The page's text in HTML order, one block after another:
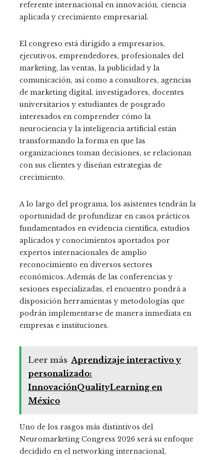
referente internacional en innovación, ciencia
aplicada y crecimiento empresarial.
El congreso está dirigido a empresarios,
ejecutivos, emprendedores, profesionales del
marketing, las ventas, la publicidad y la
comunicación, así como a consultores, agencias
de marketing digital, investigadores, docentes
universitarios y estudiantes de posgrado
interesados en comprender cómo la
neurociencia y la inteligencia artificial están
transformando la forma en que las
organizaciones toman decisiones, se relacionan
con sus clientes y diseñan estrategias de
crecimiento.
A lo largo del programa, los asistentes tendrán la
oportunidad de profundizar en casos prácticos
fundamentados en evidencia científica, estudios
aplicados y conocimientos aportados por
expertos internacionales de amplio
reconocimiento en diversos sectores
económicos. Además de las conferencias y
sesiones especializadas, el encuentro pondrá a
disposición herramientas y metodologías que
podrán implementarse de manera inmediata en
empresas e instituciones.
Leer más Aprendizaje interactivo y
personalizado:
InnovaciónQualityLearning en
México
Uno de los rasgos más distintivos del
Neuromarketing Congress 2026 será su enfoque
decidido en el networking internacional,